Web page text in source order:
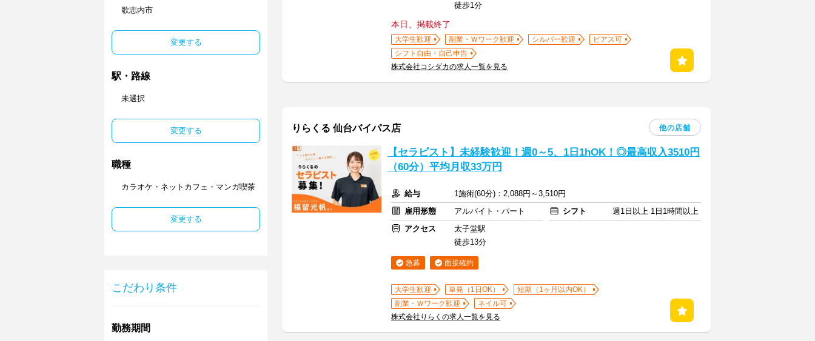
歌志内市
変更する
駅・路線
未選択
変更する
職種
カラオケ・ネットカフェ・マンガ喫茶
変更する
こだわり条件
勤務期間
徒歩1分
本日、掲載終了
大学生歓迎 副業・Ｗワーク歓迎 シルバー歓迎
ピアス可
シフト自由・自己申告
株式会社コシダカの求人一覧を見る
りらくる 仙台バイパス店 他の店舗
【セラピスト】未経験歓迎！週0～5、1日1hOK！◎最高収入3510円
（60分）平均月収33万円
給与
1施術(60分)：2,088円～3,510円
雇用形態
アルバイト・パート シフト
週1日以上 1日1時間以上
アクセス
太子堂駅
徒歩13分
急募 面接確約
大学生歓迎 単発（1日OK）
短期（1ヶ月以内OK）
副業・Ｗワーク歓迎
ネイル可
株式会社りらくの求人一覧を見る